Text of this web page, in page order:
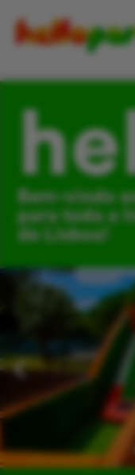
Bem-vindo
para toda a
de Lisboa!